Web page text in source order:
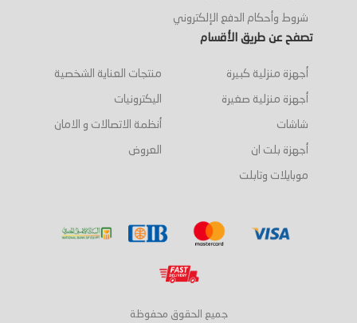
شروط وأحكام الدفع الإلكتروني
تصفح عن طريق الأقسام
أجهزة منزلية كبيرة
أجهزة منزلية صغيرة
شاشات
أجهزة بلت ان
موبايلات وتابلت
منتجات العناية الشخصية
اليكترونيات
أنظمة الاتصالات و الامان
العروض
جميع الحقوق محفوظة